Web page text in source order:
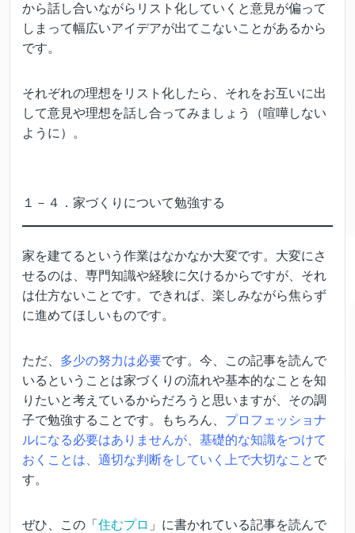
から話し合いながらリスト化していくと意見が偏って
しまって幅広いアイデアが出てこないことがあるから
です。
それぞれの理想をリスト化したら、それをお互いに出
して意見や理想を話し合ってみましょう（喧嘩しない
ように）。
１－４．家づくりについて勉強する
家を建てるという作業はなかなか大変です。大変にさ
せるのは、専門知識や経験に欠けるからですが、それ
は仕方ないことです。できれば、楽しみながら焦らず
に進めてほしいものです。
ただ、 多少の努力は必要です。今、この記事を読んで
いるということは家づくりの流れや基本的なことを知
りたいと考えているからだろうと思いますが、その調
子で勉強することです。もちろん、 プロフェッショナ
ルになる必要はありませんが、基礎的な知識をつけて
おくことは、適切な判断をしていく上で大切なこと で
す。
ぜひ、この「 住むプロ 」に書かれている記事を読んで